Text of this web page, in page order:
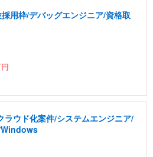
用枠/デバッグエンジニア/資格取
ラウド化案件/システムエンジニア/
Windows